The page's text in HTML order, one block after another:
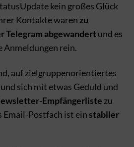
kein großes Glück
Kontakte waren zu
Telegram abgewandertund es
rein.
auf zielgruppenorientiertes
sich mit etwas Geduld und
Empfängerliste zu
Email-Postfach ist einstabiler